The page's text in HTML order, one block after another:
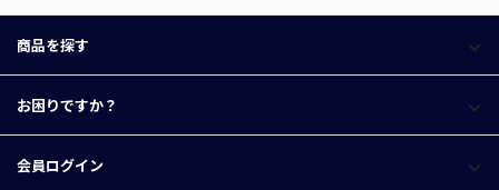
商品を探す
お困りですか？
会員ログイン